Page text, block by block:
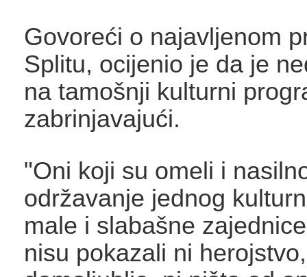
Govoreći o najavljenom
Splitu, ocijenio je da je
na tamošnji kulturni
zabrinjavajući.
"Oni koji su omeli i
održavanje jednog
male i slabašne
nisu pokazali ni